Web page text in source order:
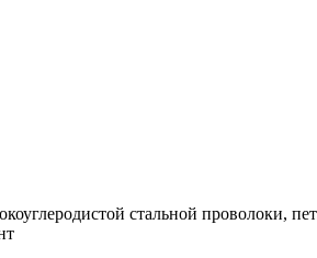
стальной проволоки,